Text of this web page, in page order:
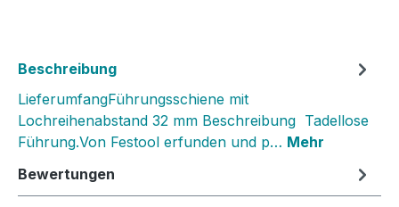
Beschreibung
LieferumfangFührungsschiene mit
Lochreihenabstand 32 mm Beschreibung Tadellose
Führung.Von Festool erfunden und p… Mehr
Bewertungen